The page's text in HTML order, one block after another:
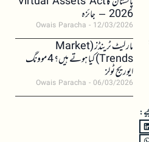
2026 – جائزہ
Owais Paracha 12/03/2026
مارکیٹ ٹرینڈز (Market
Trends) کیا ہوتے ہیں؟ 4 موونگ
ایوریج ٹولز
Owais Paracha 06/03/2026